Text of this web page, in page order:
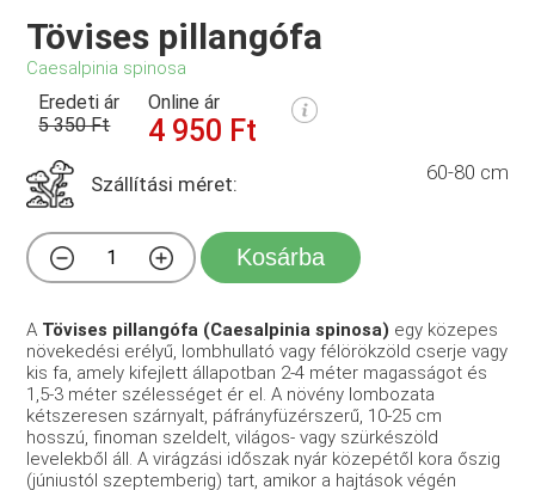
Tövises pillangófa
Caesalpinia spinosa
Eredeti ár
5 350 Ft
Online ár
4 950 Ft
Szállítási méret: 60-80 cm
Kosárba
A Tövises pillangófa (Caesalpinia spinosa) egy közepes
növekedési erélyű, lombhullató vagy félörökzöld cserje vagy
kis fa, amely kifejlett állapotban 2-4 méter magasságot és
1,5-3 méter szélességet ér el. A növény lombozata
kétszeresen szárnyalt, páfrányfüzérszerű, 10-25 cm
hosszú, finoman szeldelt, világos- vagy szürkészöld
levelekből áll. A virágzási időszak nyár közepétől kora őszig
(júniustól szeptemberig) tart, amikor a hajtások végén